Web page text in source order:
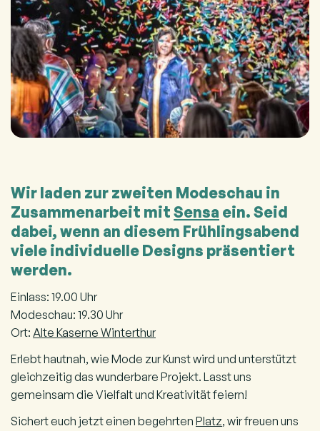
Wir laden zur zweiten Modeschau in
Zusammenarbeit mitSensa ein. Seid
dabei, wenn an diesem Frühlingsabend
viele individuelle Designs präsentiert
werden.
Einlass: 19.00 Uhr
Modeschau: 19.30 Uhr
Ort: Alte Kaserne Winterthur
Erlebt hautnah, wie Mode zur Kunst wird und unterstützt
gleichzeitig das wunderbare Projekt. Lasst uns
gemeinsam die Vielfalt und Kreativität feiern!
Sichert euch jetzt einen begehrten Platz, wir freuen uns